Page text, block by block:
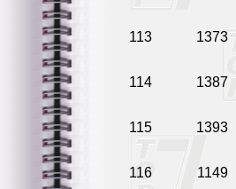
113 1373
114 1387
115 1393
116 1149